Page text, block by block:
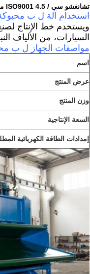
تشانغشو سي / ISO9001 4.5 متر الدفيئة الألياف المعاد تدويرها صنع آلة
استخدام آلة ل ب
ويستخدم خط الإنتاج
السيارات، من الألياف
مواصفات الجهاز ل ب
اسم
عرض المنتج
وزن المنتج
السعة الإنتاجية
إمدادات الطاقة الكهربائية